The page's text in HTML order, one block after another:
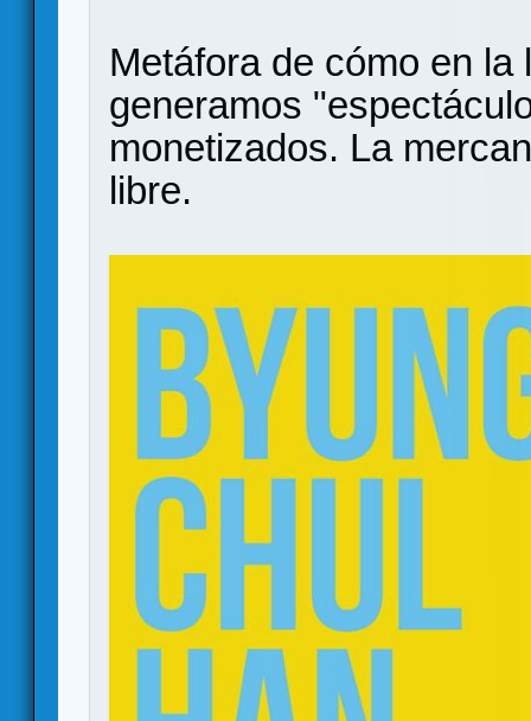
Metáfora de cómo en
generamos
monetizados. La
libre.